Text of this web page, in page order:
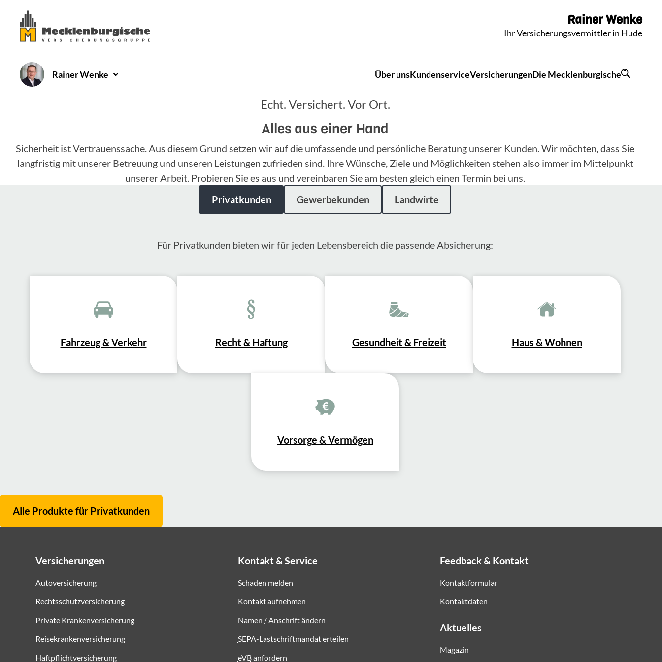
RainerWenke
Ihr Versicherungsvermittler in Hude
RainerWenke Über unsKundenserviceVersicherungenDie Mecklenburgische
Echt. Versichert. Vor Ort.
Alles aus einer Hand
Sicherheit ist Vertrauenssache. Aus diesem Grund setzen wir auf die umfassende und persönliche Beratung unserer Kunden. Wir möchten, dass Sie
langfristig mit unserer Betreuung und unseren Leistungen zufrieden sind. Ihre Wünsche, Ziele und Möglichkeiten stehen also immer im Mittelpunkt
unserer Arbeit. Probieren Sie es aus und vereinbaren Sie am besten gleich einen Termin bei uns.
Privatkunden
Gewerbekunden Landwirte
Für Privatkunden bieten wir für jeden Lebensbereich die passende Absicherung:
Fahrzeug & Verkehr Recht & Haftung Gesundheit & Freizeit Haus & Wohnen
Vorsorge & Vermögen
Alle Produkte für Privatkunden
Versicherungen
Autoversicherung
Rechtsschutzversicherung
Private Krankenversicherung
Reisekrankenversicherung
Haftpflichtversicherung
Kontakt & Service
Schaden melden
Kontakt aufnehmen
Namen / Anschrift ändern
SEPA-Lastschriftmandat erteilen
eVBanfordern
Feedback & Kontakt
Kontaktformular
Kontaktdaten
Aktuelles
Magazin